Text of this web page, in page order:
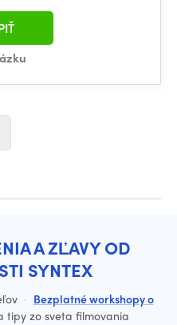
A ZĽAVY OD
SYNTEX
· Bezplatné workshopy o
tipy zo sveta filmovania